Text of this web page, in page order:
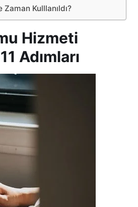
Kulllanıldı?
Hizmeti
Adımları